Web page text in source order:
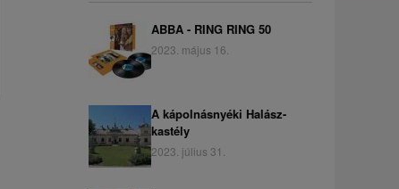
ABBA - RING RING 50
2023. május 16.
A kápolnásnyéki Halász-
kastély
2023. július 31.